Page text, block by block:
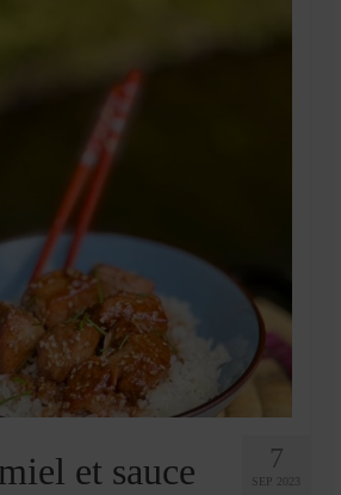
7
SEP 2023
et sauce